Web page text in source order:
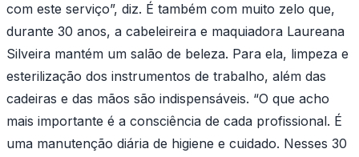
com este serviço”, diz. É também com muito zelo que,
durante 30 anos, a cabeleireira e maquiadora Laureana
Silveira mantém um salão de beleza. Para ela, limpeza e
esterilização dos instrumentos de trabalho, além das
cadeiras e das mãos são indispensáveis. “O que acho
mais importante é a consciência de cada profissional. É
uma manutenção diária de higiene e cuidado. Nesses 30